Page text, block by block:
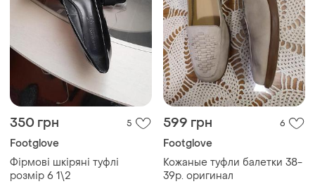
350 грн 5
Footglove
Фірмові шкіряні туфлі
розмір 6 1\2
599 грн 6
Footglove
Кожаные туфли балетки 38-
39р. оригинал